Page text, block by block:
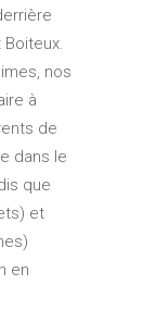
Boiteux.
nos
à
de
dans le
que
et
en